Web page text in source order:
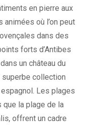
en pierre aux
où l’on peut
dans des
forts d’Antibes
un château du
collection
Les plages
que la plage de la
offrent un cadre